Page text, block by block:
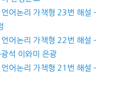
어논리 가책형 23번 해설 –
어논리 가책형 22번 해설 –
석 이와미 은광
어논리 가책형 21번 해설 –